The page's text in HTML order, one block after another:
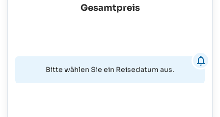
Gesamtpreis
Bitte wählen Sie ein Reisedatum aus.